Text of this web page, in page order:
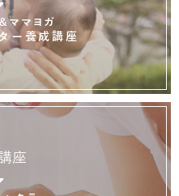
ママヨガ
ー養成講座
座